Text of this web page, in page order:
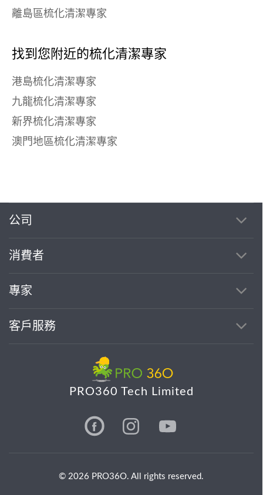
離島區梳化清潔專家
找到您附近的梳化清潔專家
港島梳化清潔專家
九龍梳化清潔專家
新界梳化清潔專家
澳門地區梳化清潔專家
公司
消費者
專家
客戶服務
PRO360 Tech Limited
© 2026 PRO36O. All rights reserved.